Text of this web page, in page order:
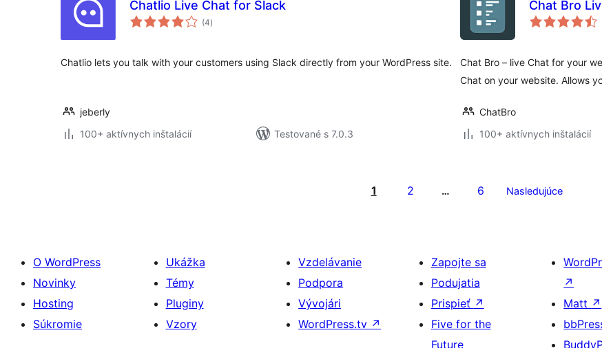
Chatlio Live Chat for Slack
(4celkové
hodnotenie
)
Chatlio lets you talk with your customers using Slack directly from your WordPress site.
jeberly
100+ aktívnych inštalácií
Testované s 7.0.3
Chat Bro
Chat Bro – live Chat for your
Chat on your website. Allows
ChatBro
100+ aktívnych inštalácií
1 2 … 6 Nasledujúce
O WordPress
Novinky
Hosting
Súkromie
Ukážka
Témy
Pluginy
Vzory
Vzdelávanie
Podpora
Vývojári
WordPress.tv ↗
Zapojte sa
Podujatia
Prispieť ↗
Five for the
Future
↗
Matt ↗